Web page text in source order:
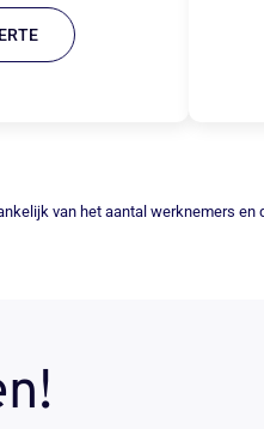
van het aantal werknemers en